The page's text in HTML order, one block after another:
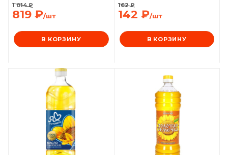
819 ₽/шт
1 014₽
В КОРЗИНУ
142 ₽/шт
162₽
В КОРЗИНУ